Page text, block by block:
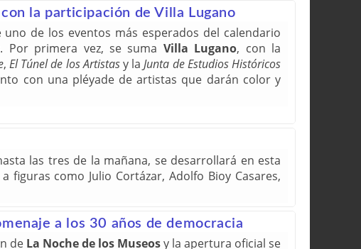
la participación de Villa Lugano
de los eventos más esperados del calendario
. Por primera vez, se suma Villa Lugano, con la
,El Túnel de los Artistasy laJunta de Estudios Históricos
con una pléyade de artistas que darán color y
las tres de la mañana, se desarrollará en esta
como Julio Cortázar, Adolfo Bioy Casares,
a los 30 años de democracia
de La Noche de los Museosy la apertura oficial se